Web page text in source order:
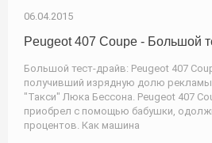
06.04.2015
Peugeot 407 Coupe - Большой
Большой тест-драйв: Peugeot 407
получивший изрядную долю
"Такси" Люка Бессона. Peugeot 407
приобрел с помощью бабушки,
процентов. Как машина